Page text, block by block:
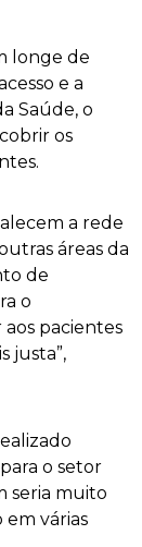
longe de
e a
Saúde, o
os
a rede
áreas da
de
o
pacientes
justa”,
o setor
seria muito
em várias